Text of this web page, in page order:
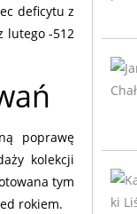
deficytu z
lutego -512
poprawę
kolekcji
tym
rokiem.